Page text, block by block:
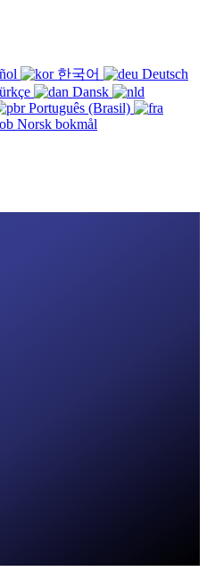
한국어
Deutsch
Dansk
Português (Brasil)
Norsk bokmål